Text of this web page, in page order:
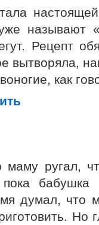
уже
Рецепт
вытворяла,
как
ругал,
пока
думал, что
Но